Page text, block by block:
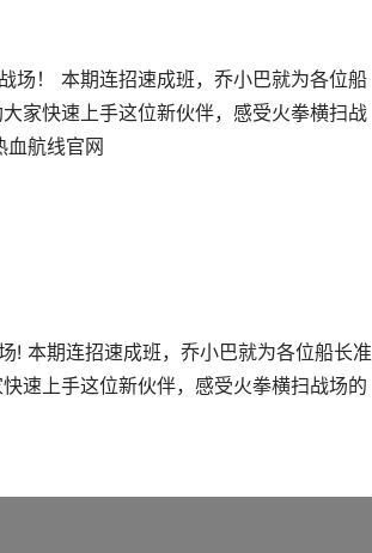
场！ 本期连招速成班，乔小巴就为各位船
家快速上手这位新伙伴，感受火拳横扫战
血航线官网
本期连招速成班，乔小巴就为各位船长准
速上手这位新伙伴，感受火拳横扫战场的